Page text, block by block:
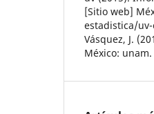
[Sitio web]
estadistica/
Vásquez, J.
México: unam.